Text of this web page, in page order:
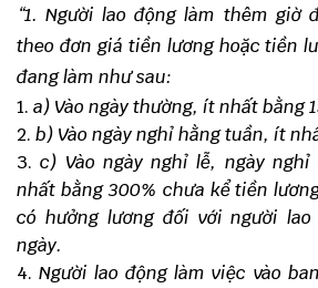
“1. Người lao động làm thêm giờ
theo đơn giá tiền lương hoặc tiền
đang làm như sau:
a) Vào ngày thường, ít nhất bằng
b) Vào ngày nghỉ hằng tuần, ít
c) Vào ngày nghỉ lễ, ngày
nhất bằng 300% chưa kể tiền
có hưởng lương đối với người lao
ngày.
Người lao động làm việc vào